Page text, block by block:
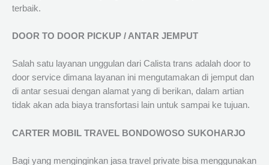
terbaik.
DOOR TO DOOR PICKUP / ANTAR JEMPUT
Salah satu layanan unggulan dari Calista trans adalah door to
door service dimana layanan ini mengutamakan di jemput dan
di antar sesuai dengan alamat yang di berikan, dalam artian
tidak akan ada biaya transfortasi lain untuk sampai ke tujuan.
CARTER MOBIL TRAVEL BONDOWOSO SUKOHARJO
Bagi yang menginginkan jasa travel private bisa menggunakan